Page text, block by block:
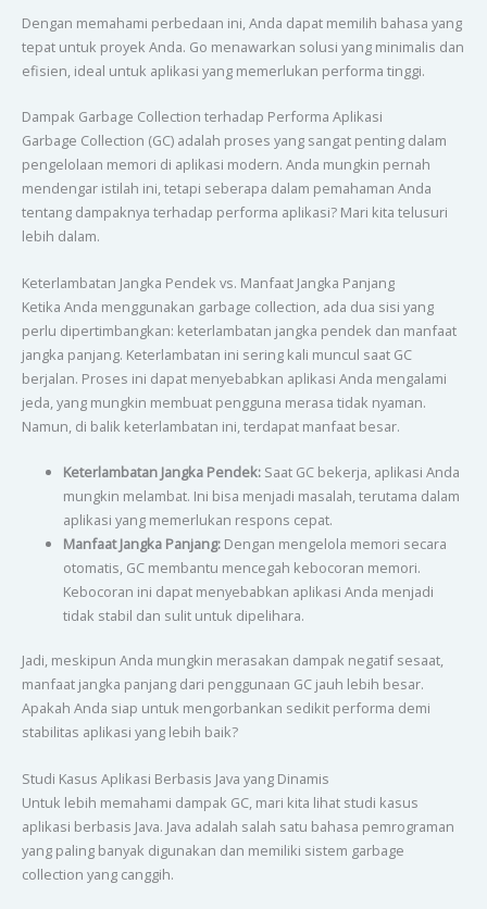
Dengan memahami perbedaan ini, Anda dapat memilih bahasa yang
tepat untuk proyek Anda. Go menawarkan solusi yang minimalis dan
efisien, ideal untuk aplikasi yang memerlukan performa tinggi.
Dampak Garbage Collection terhadap Performa Aplikasi
Garbage Collection (GC) adalah proses yang sangat penting dalam
pengelolaan memori di aplikasi modern. Anda mungkin pernah
mendengar istilah ini, tetapi seberapa dalam pemahaman Anda
tentang dampaknya terhadap performa aplikasi? Mari kita telusuri
lebih dalam.
Keterlambatan Jangka Pendek vs. Manfaat Jangka Panjang
Ketika Anda menggunakan garbage collection, ada dua sisi yang
perlu dipertimbangkan: keterlambatan jangka pendek dan manfaat
jangka panjang. Keterlambatan ini sering kali muncul saat GC
berjalan. Proses ini dapat menyebabkan aplikasi Anda mengalami
jeda, yang mungkin membuat pengguna merasa tidak nyaman.
Namun, di balik keterlambatan ini, terdapat manfaat besar.
Keterlambatan Jangka Pendek:Saat GC bekerja, aplikasi Anda
mungkin melambat. Ini bisa menjadi masalah, terutama dalam
aplikasi yang memerlukan respons cepat.
Manfaat Jangka Panjang:Dengan mengelola memori secara
otomatis, GC membantu mencegah kebocoran memori.
Kebocoran ini dapat menyebabkan aplikasi Anda menjadi
tidak stabil dan sulit untuk dipelihara.
Jadi, meskipun Anda mungkin merasakan dampak negatif sesaat,
manfaat jangka panjang dari penggunaan GC jauh lebih besar.
Apakah Anda siap untuk mengorbankan sedikit performa demi
stabilitas aplikasi yang lebih baik?
Studi Kasus Aplikasi Berbasis Java yang Dinamis
Untuk lebih memahami dampak GC, mari kita lihat studi kasus
aplikasi berbasis Java. Java adalah salah satu bahasa pemrograman
yang paling banyak digunakan dan memiliki sistem garbage
collection yang canggih.